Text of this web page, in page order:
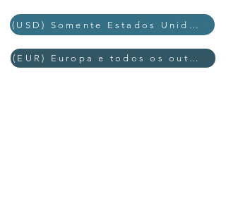
(USD) Somente Estados Unidos e Canadá
(EUR) Europa e todos os outros países